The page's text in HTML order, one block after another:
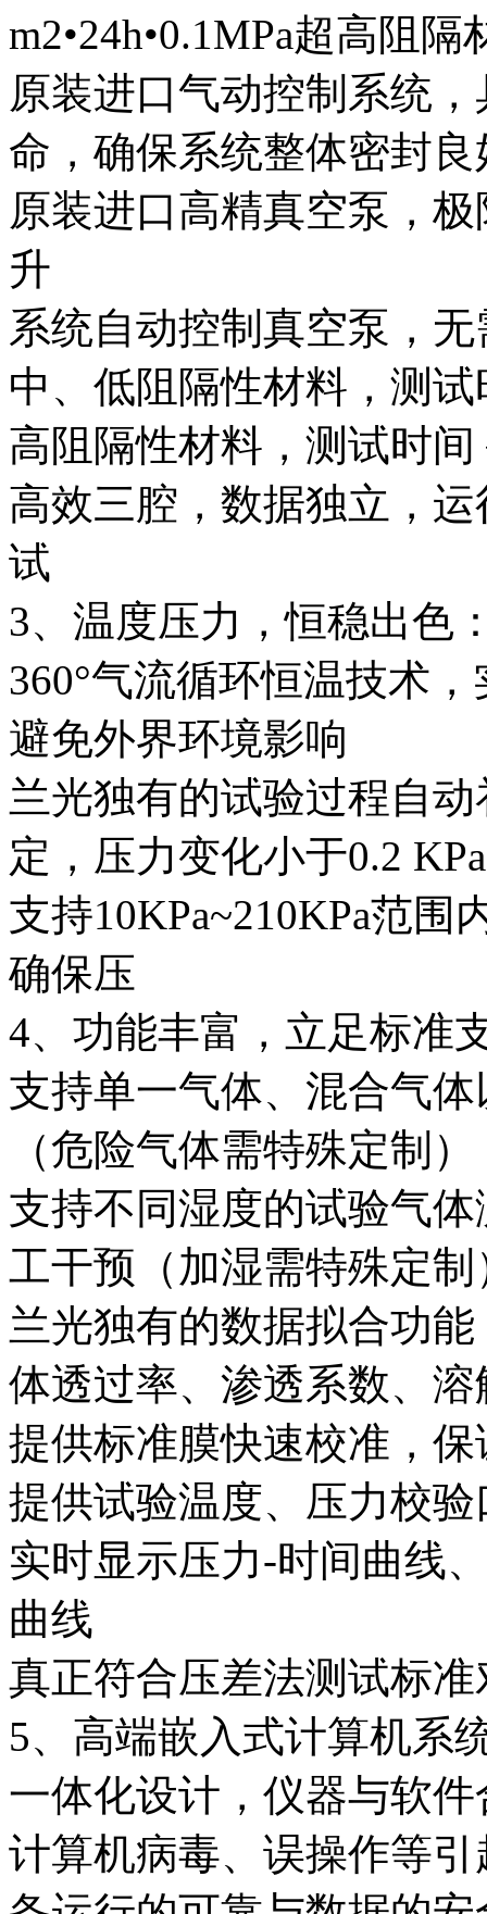
m2•24h•0.1MPa超高阻
原装进口气动控制系统
命，确保系统整体密封
原装进口高精真空泵，
升
系统自动控制真空泵，
中、低阻隔性材料，测
高阻隔性材料，测试时
高效三腔，数据独立，
试
3、温度压力，恒稳出色
360°气流循环恒温技术
避免外界环境影响
兰光独有的试验过程自
定，压力变化小于0.2 KPa
支持10KPa~210KPa范
确保压
4、功能丰富，立足标准
支持单一气体、混合气
（危险气体需特殊定制）
支持不同湿度的试验气
工干预（加湿需特殊定制
兰光独有的数据拟合功
体透过率、渗透系数、
提供标准膜快速校准，
提供试验温度、压力校
实时显示压力-时间曲线
曲线
真正符合压差法测试标
5、高端嵌入式计算机系
一体化设计，仪器与软
计算机病毒、误操作等